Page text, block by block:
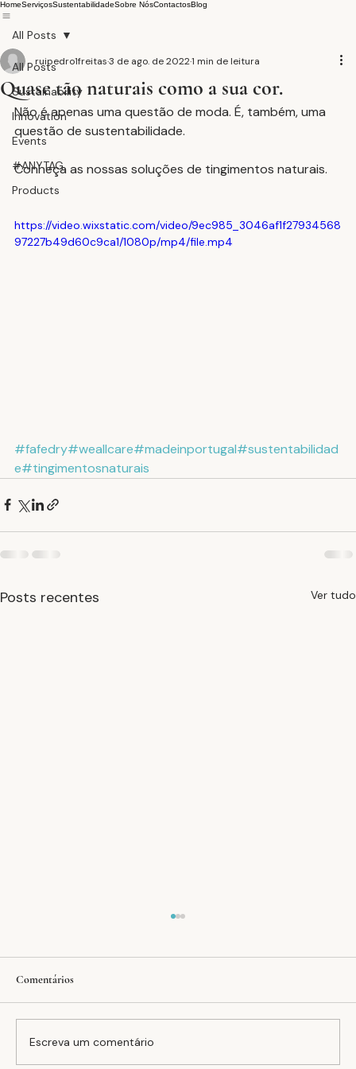
HomeServiçosSustentabilidadeSobre NósContactosBlog
All Posts
Sustainability
Innovation
Events
#ANYTAG
Products
All Posts
Quase tão naturais como a sua cor.
ruipedro1freitas3 de ago. de 20221 min de leitura
Não é apenas uma questão de moda. É, também, uma
questão de sustentabilidade.
Conheça as nossas soluções de tingimentos naturais.
https://video.wixstatic.com/video/9ec985_3046af1f27934568
97227b49d60c9ca1/1080p/mp4/file.mp4
#fafedry#weallcare#madeinportugal#sustentabilidad
e#tingimentosnaturais
Posts recentes Ver tudo
Comentários
Escreva um comentário